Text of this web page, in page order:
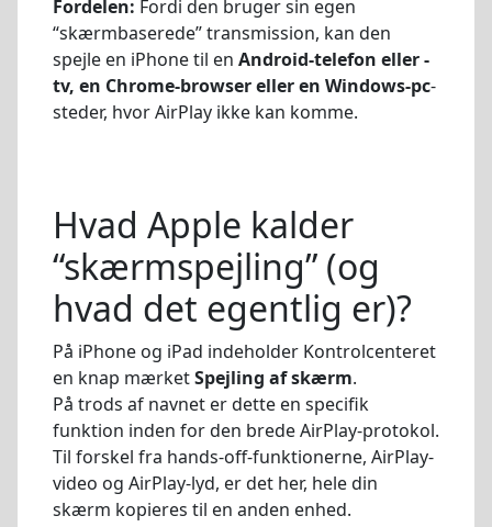
Fordelen: Fordi den bruger sin egen
“skærmbaserede” transmission, kan den
spejle en iPhone til en Android-telefon eller -
tv, en Chrome-browser eller en Windows-pc-
steder, hvor AirPlay ikke kan komme.
Hvad Apple kalder
“skærmspejling” (og
hvad det egentlig er)?
På iPhone og iPad indeholder Kontrolcenteret
en knap mærketSpejling af skærm.
På trods af navnet er dette en specifik
funktion inden for den brede AirPlay-protokol.
Til forskel fra hands-off-funktionerne, AirPlay-
video og AirPlay-lyd, er det her, hele din
skærm kopieres til en anden enhed.